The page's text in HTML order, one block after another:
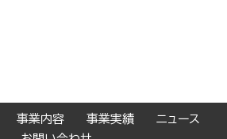
事業内容 事業実績
ニュース